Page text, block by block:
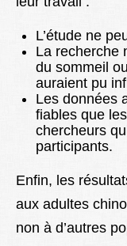
L’étude ne
La recherche
du sommeil
auraient pu
Les données
fiables que
chercheurs
participants.
Enfin, les
aux adultes
non à d’autres